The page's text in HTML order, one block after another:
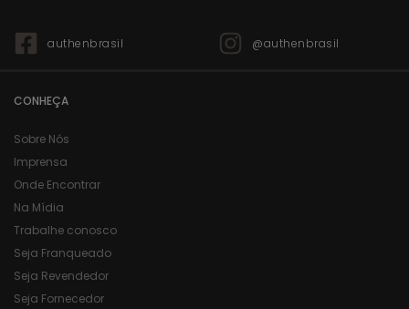
authenbrasil @authenbrasil
CONHEÇA
Sobre Nós
Imprensa
Onde Encontrar
Na Mídia
Trabalhe conosco
Seja Franqueado
Seja Revendedor
Seja Fornecedor